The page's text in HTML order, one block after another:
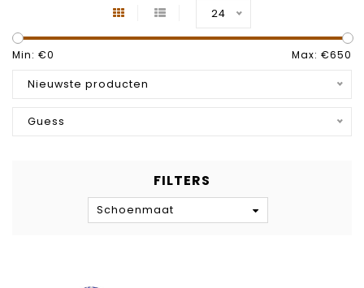
24
Min: €0 Max: €650
Nieuwste producten
Guess
FILTERS
Schoenmaat